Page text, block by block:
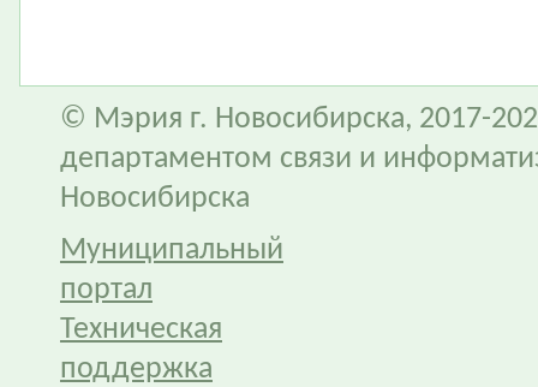
© Мэрия г. Новосибирска, 2017-
департаментом связи и
Новосибирска
Муниципальный
портал
Техническая
поддержка